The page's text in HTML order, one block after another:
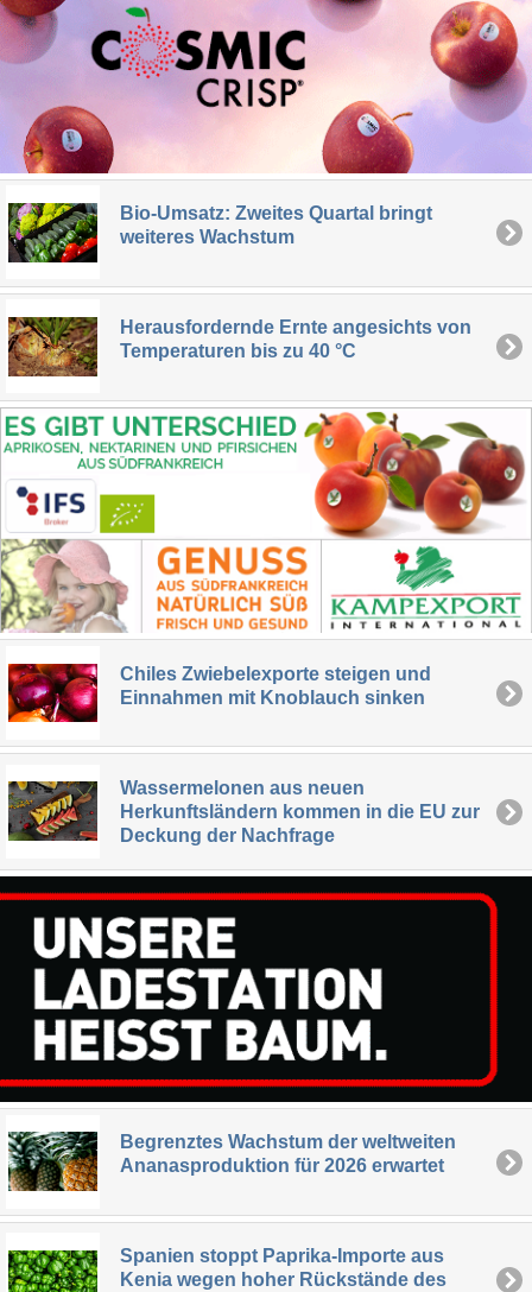
Bio-Umsatz: Zweites Quartal bringt
weiteres Wachstum
Herausfordernde Ernte angesichts von
Temperaturen bis zu 40 °C
Chiles Zwiebelexporte steigen und
Einnahmen mit Knoblauch sinken
Wassermelonen aus neuen
Herkunftsländern kommen in die EU zur
Deckung der Nachfrage
Begrenztes Wachstum der weltweiten
Ananasproduktion für 2026 erwartet
Spanien stoppt Paprika-Importe aus
Kenia wegen hoher Rückstände des